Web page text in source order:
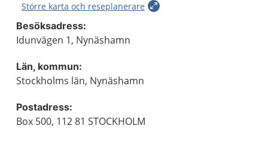
Större karta och reseplanerare
Besöksadress:
Idunvägen 1, Nynäshamn
Län, kommun:
Stockholms län, Nynäshamn
Postadress:
Box 500, 112 81 STOCKHOLM